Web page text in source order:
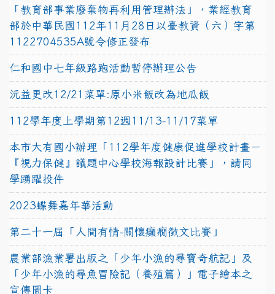
「教育部事業廢棄物再利用管理辦法」，業經教育
部於中華民國112年11月28日以臺教資（六）字第
1122704535A號令修正發布
仁和國中七年級路跑活動暫停辦理公告
沅益更改12/21菜單:原小米飯改為地瓜飯
112學年度上學期第12週11/13-11/17菜單
本市大有國小辦理「112學年度健康促進學校計畫－
『視力保健』議題中心學校海報設計比賽」，請同
學踴躍投件
2023蝶舞嘉年華活動
第二十一屆「人間有情-關懷癲癇徵文比賽」
農業部漁業署出版之「少年小漁的尋寶奇航記」及
「少年小漁的尋魚冒險記（養殖篇）」電子繪本之
宣傳圖卡